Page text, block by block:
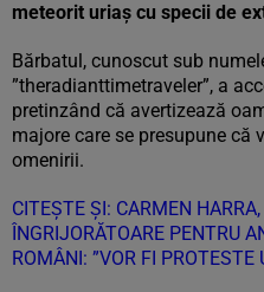
meteorit uriaș cu specii de
Bărbatul, cunoscut sub
”theradianttimetraveler”, a
pretinzând că avertizează
majore care se presupune că
omenirii.
CITEȘTE ȘI: CARMEN
ÎNGRIJORĂTOARE PENTRU
ROMÂNI: ”VOR FI PROTESTE